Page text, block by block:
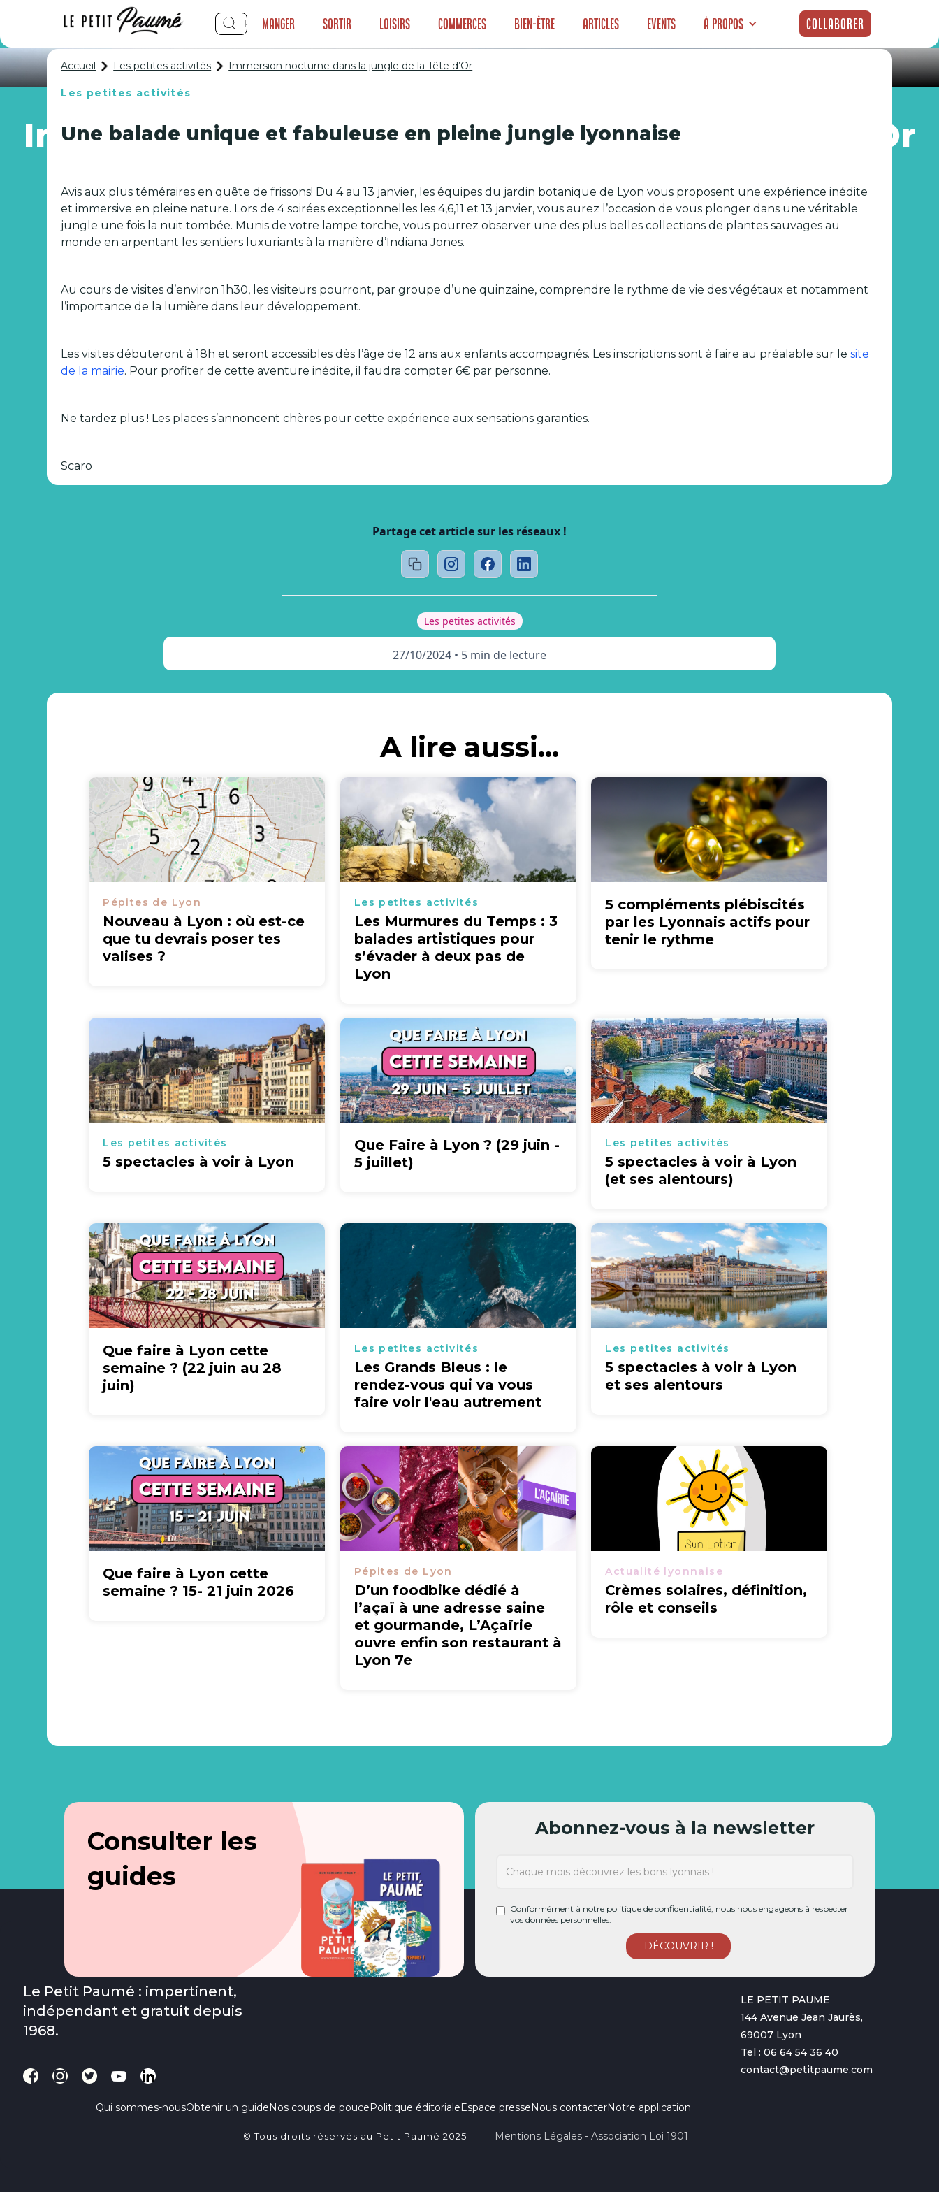
Manger Sortir Loisirs Commerces Bien-être Articles Events À propos Collaborer
Immersion nocturne dans la jungle de la Tête d’Or
Accueil Les petites activités Immersion nocturne dans la jungle de la Tête d’Or
Les petites activités
Une balade unique et fabuleuse en pleine jungle lyonnaise
Avis aux plus téméraires en quête de frissons! Du 4 au 13 janvier, les équipes du jardin botanique de Lyon vous proposent une expérience inédite
et immersive en pleine nature. Lors de 4 soirées exceptionnelles les 4,6,11 et 13 janvier, vous aurez l’occasion de vous plonger dans une véritable
jungle une fois la nuit tombée. Munis de votre lampe torche, vous pourrez observer une des plus belles collections de plantes sauvages au
monde en arpentant les sentiers luxuriants à la manière d’Indiana Jones.
Au cours de visites d’environ 1h30, les visiteurs pourront, par groupe d’une quinzaine, comprendre le rythme de vie des végétaux et notamment
l’importance de la lumière dans leur développement.
Les visites débuteront à 18h et seront accessibles dès l’âge de 12 ans aux enfants accompagnés. Les inscriptions sont à faire au préalable sur lesite
de la mairie. Pour profiter de cette aventure inédite, il faudra compter 6€ par personne.
Ne tardez plus ! Les places s’annoncent chères pour cette expérience aux sensations garanties.
Scaro
Partage cet article sur les réseaux !
Les petites activités
27/10/2024 • 5 min de lecture
A lire aussi...
Pépites de Lyon
Nouveau à Lyon : où est-ce
que tu devrais poser tes
valises ?
Les petites activités
Les Murmures du Temps : 3
balades artistiques pour
s’évader à deux pas de
Lyon
5 compléments plébiscités
par les Lyonnais actifs pour
tenir le rythme
Les petites activités
5 spectacles à voir à Lyon
Que Faire à Lyon ? (29 juin -
5 juillet)
Les petites activités
5 spectacles à voir à Lyon
(et ses alentours)
Que faire à Lyon cette
semaine ? (22 juin au 28
juin)
Les petites activités
Les Grands Bleus : le
rendez-vous qui va vous
faire voir l'eau autrement
Les petites activités
5 spectacles à voir à Lyon
et ses alentours
Que faire à Lyon cette
semaine ? 15- 21 juin 2026
Pépites de Lyon
D’un foodbike dédié à
l’açaï à une adresse saine
et gourmande, L’Açaïrie
ouvre enfin son restaurant à
Lyon 7e
Actualité lyonnaise
Crèmes solaires, définition,
rôle et conseils
Consulter les
guides
Abonnez-vous à la newsletter
Conformément à notre politique de confidentialité, nous nous engageons à respecter
vos données personnelles.
Le Petit Paumé : impertinent,
indépendant et gratuit depuis
1968.
Qui sommes-nousObtenir un guideNos coups de poucePolitique éditorialeEspace presseNous contacterNotre application
LE PETIT PAUME
144 Avenue Jean Jaurès,
69007 Lyon
Tel : 06 64 54 36 40
contact@petitpaume.com
© Tous droits réservés au Petit Paumé 2025 Mentions Légales - Association Loi 1901